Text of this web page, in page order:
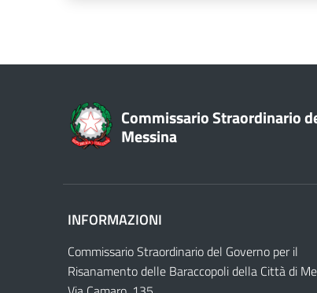
Commissario Straordinario
Messina
INFORMAZIONI
Commissario Straordinario del Governo per il
Risanamento delle Baraccopoli della Città di